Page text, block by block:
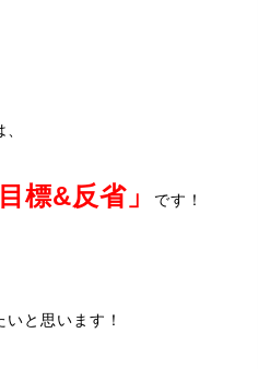
標&反省」 です！
と思います！